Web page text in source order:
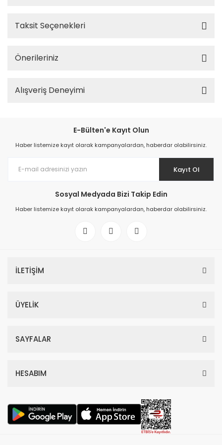
Taksit Seçenekleri
Önerileriniz
Alışveriş Deneyimi
E-Bülten'e Kayıt Olun
Haber listemize kayıt olarak kampanyalardan, haberdar olabilirsiniz.
Kayıt Ol
Sosyal Medyada Bizi Takip Edin
Haber listemize kayıt olarak kampanyalardan, haberdar olabilirsiniz.
İLETİŞİM
ÜYELİK
SAYFALAR
HESABIM